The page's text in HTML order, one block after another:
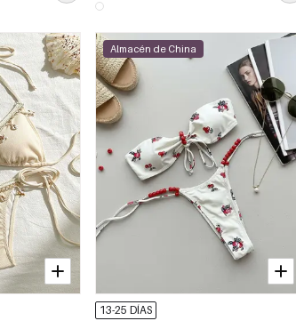
Almacén de China
13-25 DÍAS